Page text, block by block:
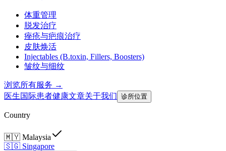
体重管理
脱发治疗
痤疮与疤痕治疗
皮肤焕活
Injectables (B.toxin, Fillers, Boosters)
皱纹与细纹
浏览所有服务 →
医生国际患者健康文章关于我们 诊所位置
Country
🇲🇾 Malaysia
🇸🇬 Singapore